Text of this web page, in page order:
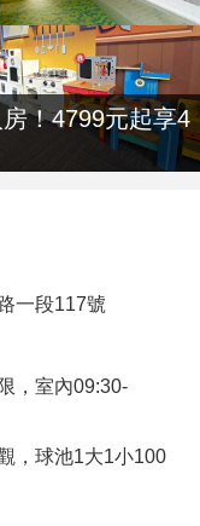
！4799元起享4
一段117號
，室內09:30-
，球池1大1小100